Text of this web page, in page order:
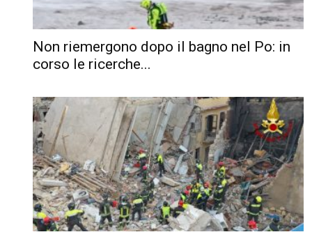
Non riemergono dopo il bagno nel Po: in
corso le ricerche...